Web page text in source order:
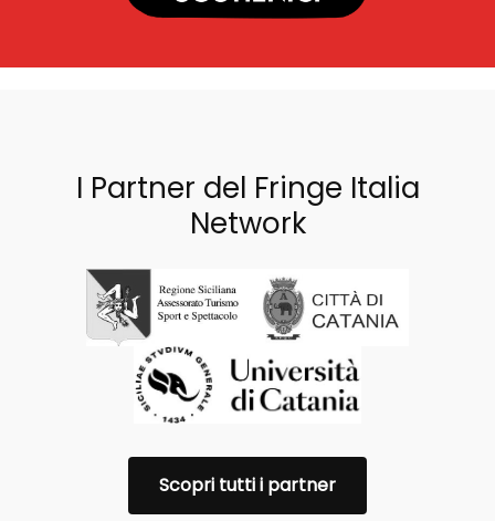
I Partner del Fringe Italia
Network
Scopri tutti i partner